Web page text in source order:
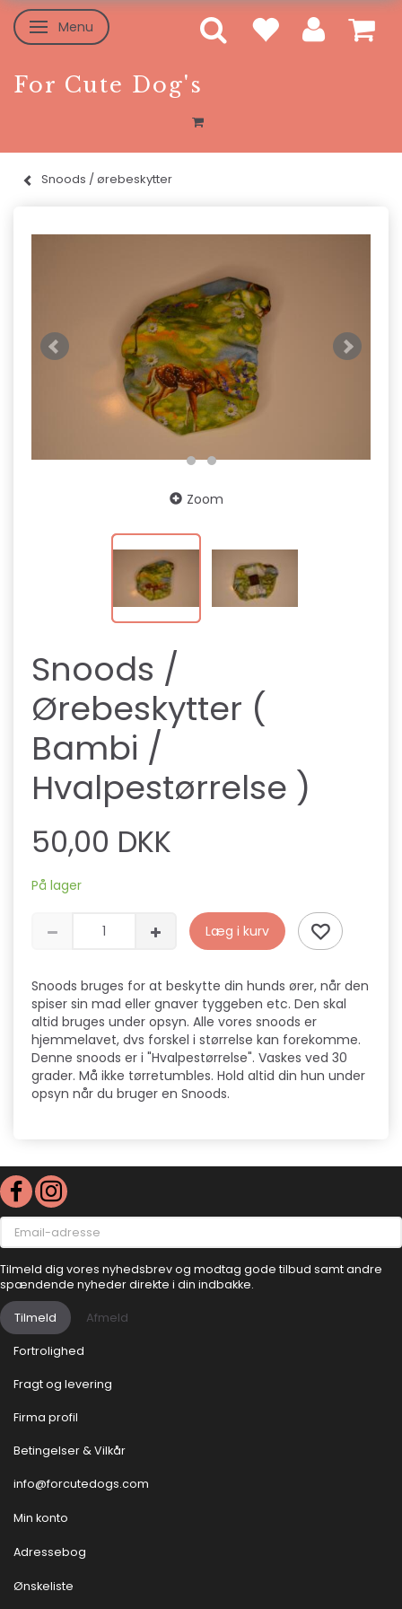
Skifte navigation
Menu
For Cute Dog's
Snoods / ørebeskytter
Zoom
Snoods /
Ørebeskytter (
Bambi /
Hvalpestørrelse )
50,00 DKK
På lager
Læg i kurv
Snoods bruges for at beskytte din hunds ører, når den
spiser sin mad eller gnaver tyggeben etc. Den skal
altid bruges under opsyn. Alle vores snoods er
hjemmelavet, dvs forskel i størrelse kan forekomme.
Denne snoods er i "Hvalpestørrelse". Vaskes ved 30
grader. Må ikke tørretumbles. Hold altid din hun under
opsyn når du bruger en Snoods.
Email-
adresse
Tilmeld dig vores nyhedsbrev og modtag gode tilbud samt andre
spændende nyheder direkte i din indbakke.
Tilmeld Afmeld
Fortrolighed
Fragt og levering
Firma profil
Betingelser & Vilkår
info@forcutedogs.com
Min konto
Adressebog
Ønskeliste